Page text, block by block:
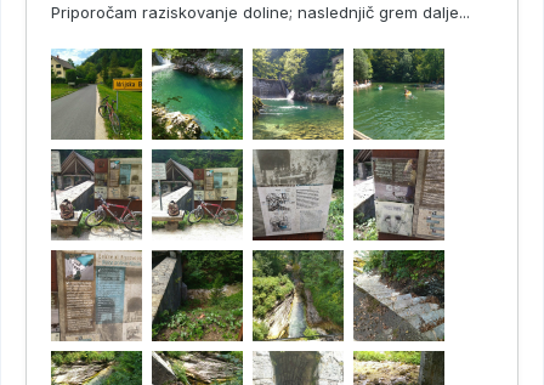
Priporočam raziskovanje doline; naslednjič grem dalje...